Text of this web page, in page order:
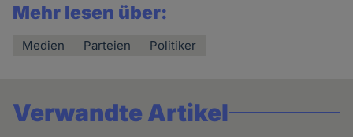
Mehr lesen über:
Medien Parteien Politiker
Verwandte Artikel